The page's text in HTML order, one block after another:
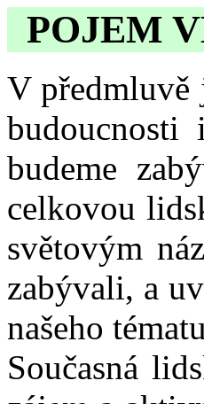
POJEM
V předmluvě
budeme
celkovou
světovým
zabývali, a
našeho
Současná